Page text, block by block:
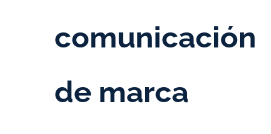
comunicación
de marca